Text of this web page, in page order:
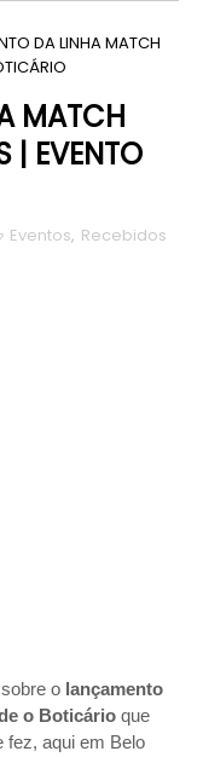
DA LINHA MATCH
MATCH
| EVENTO
Eventos, Recebidos
o lançamento
o Boticário que
fez, aqui em Belo